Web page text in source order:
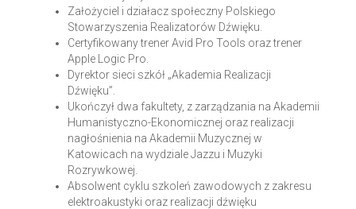
Założyciel i działacz społeczny Polskiego
Stowarzyszenia Realizatorów Dźwięku.
Certyfikowany trener Avid Pro Tools oraz trener
Apple Logic Pro.
Dyrektor sieci szkół „Akademia Realizacji
Dźwięku”.
Ukończył dwa fakultety, z zarządzania na Akademii
Humanistyczno-Ekonomicznej oraz realizacji
nagłośnienia na Akademii Muzycznej w
Katowicach na wydziale Jazzu i Muzyki
Rozrywkowej.
Absolwent cyklu szkoleń zawodowych z zakresu
elektroakustyki oraz realizacji dźwięku